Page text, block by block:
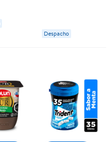
Despacho